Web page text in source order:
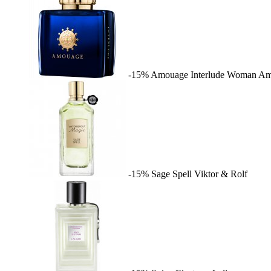
-15% Amouage Interlude Woman
-15% Sage Spell Viktor & Rolf